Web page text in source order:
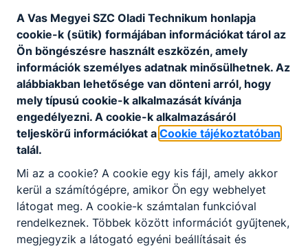
VMSZC Munkavédelmi Szabályzat
Csatolt fájlok
VMSZC Munkavédelmi Szabályzat 2021.06.0
1-től módosítás
A Vas Megyei SZC Oladi Technikum honlapja
cookie-k (sütik) formájában információkat tárol az
Ön böngészésre használt eszközén, amely
információk személyes adatnak minősülhetnek. Az
alábbiakban lehetősége van dönteni arról, hogy
mely típusú cookie-k alkalmazását kívánja
engedélyezni. A cookie-k alkalmazásáról
teljeskörű információkat a Cookie tájékoztatóban
talál.
Mi az a cookie? A cookie egy kis fájl, amely akkor
kerül a számítógépre, amikor Ön egy webhelyet
látogat meg. A cookie-k számtalan funkcióval
rendelkeznek. Többek között információt gyűjtenek,
megjegyzik a látogató egyéni beállításait és